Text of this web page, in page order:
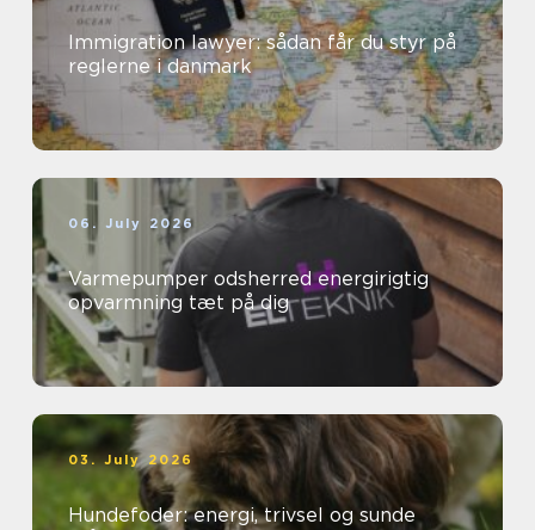
Immigration lawyer: sådan får du styr på
reglerne i danmark
06. July 2026
Varmepumper odsherred energirigtig
opvarmning tæt på dig
03. July 2026
Hundefoder: energi, trivsel og sunde